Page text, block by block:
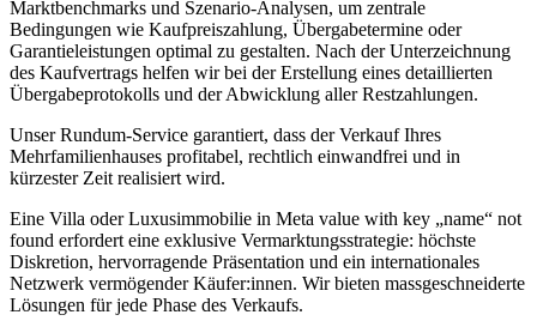
Marktbenchmarks und Szenario-Analysen, um zentrale
Bedingungen wie Kaufpreiszahlung, Übergabetermine oder
Garantieleistungen optimal zu gestalten. Nach der Unterzeichnung
des Kaufvertrags helfen wir bei der Erstellung eines detaillierten
Übergabeprotokolls und der Abwicklung aller Restzahlungen.
Unser Rundum-Service garantiert, dass der Verkauf Ihres
Mehrfamilienhauses profitabel, rechtlich einwandfrei und in
kürzester Zeit realisiert wird.
Eine Villa oder Luxusimmobilie in Meta value with key „name“ not
found erfordert eine exklusive Vermarktungsstrategie: höchste
Diskretion, hervorragende Präsentation und ein internationales
Netzwerk vermögender Käufer:innen. Wir bieten massgeschneiderte
Lösungen für jede Phase des Verkaufs.